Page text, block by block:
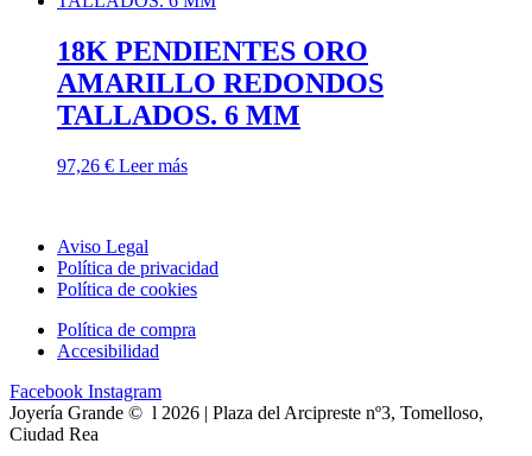
18K PENDIENTES ORO
AMARILLO REDONDOS
TALLADOS. 6 MM
97,26 € Leer más
Aviso Legal
Política de privacidad
Política de cookies
Política de compra
Accesibilidad
Facebook Instagram
Joyería Grande © l 2026 | Plaza del Arcipreste nº3, Tomelloso,
Ciudad Rea